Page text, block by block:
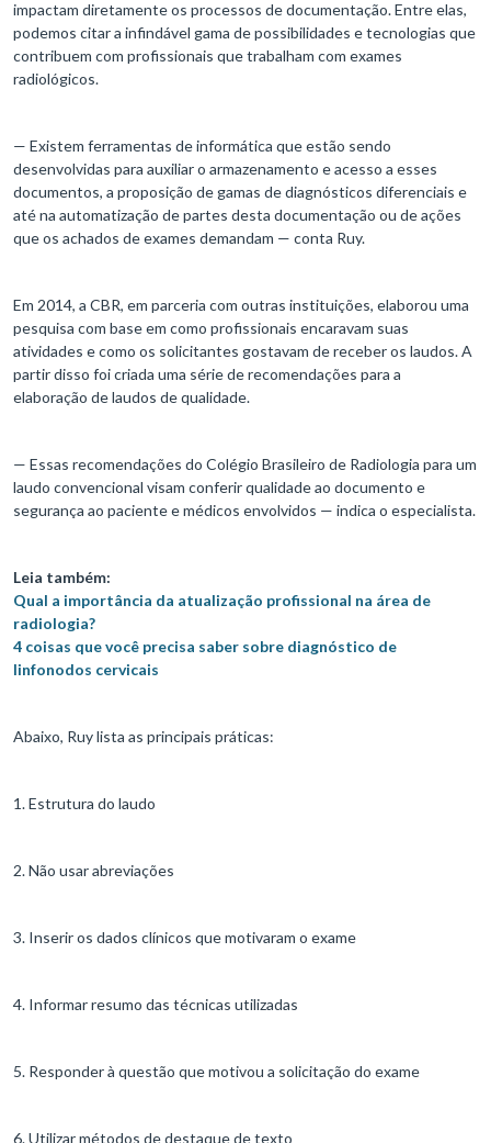
impactam diretamente os processos de documentação. Entre elas,
podemos citar a infindável gama de possibilidades e tecnologias que
contribuem com profissionais que trabalham com exames
radiológicos.
— Existem ferramentas de informática que estão sendo
desenvolvidas para auxiliar o armazenamento e acesso a esses
documentos, a proposição de gamas de diagnósticos diferenciais e
até na automatização de partes desta documentação ou de ações
que os achados de exames demandam — conta Ruy.
Em 2014, a CBR, em parceria com outras instituições, elaborou uma
pesquisa com base em como profissionais encaravam suas
atividades e como os solicitantes gostavam de receber os laudos. A
partir disso foi criada uma série de recomendações para a
elaboração de laudos de qualidade.
— Essas recomendações do Colégio Brasileiro de Radiologia para um
laudo convencional visam conferir qualidade ao documento e
segurança ao paciente e médicos envolvidos — indica o especialista.
Leia também:
Qual a importância da atualização profissional na área de
radiologia?
4 coisas que você precisa saber sobre diagnóstico de
linfonodos cervicais
Abaixo, Ruy lista as principais práticas:
1. Estrutura do laudo
2. Não usar abreviações
3. Inserir os dados clínicos que motivaram o exame
4. Informar resumo das técnicas utilizadas
5. Responder à questão que motivou a solicitação do exame
6. Utilizar métodos de destaque de texto